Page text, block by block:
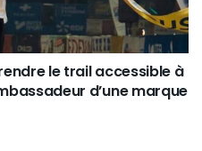
le trail accessible à
d’une marque